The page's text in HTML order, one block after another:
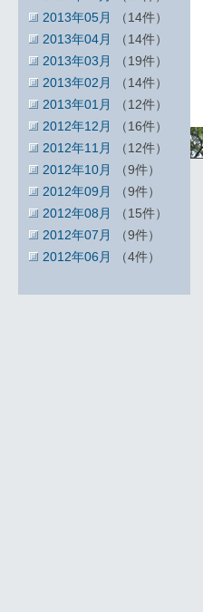
2013年05月
（14件）
2013年04月
（14件）
2013年03月
（19件）
2013年02月
（14件）
2013年01月
（12件）
2012年12月
（16件）
2012年11月
（12件）
2012年10月
（9件）
2012年09月
（9件）
2012年08月
（15件）
2012年07月
（9件）
2012年06月
（4件）